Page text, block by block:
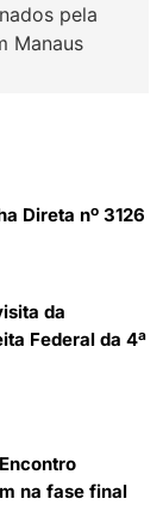
pela
Manaus
Direta nº 3126
da
Federal da 4ª
na fase final